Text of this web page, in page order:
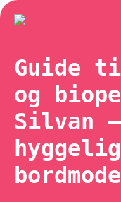
Guide
og
Silvan –